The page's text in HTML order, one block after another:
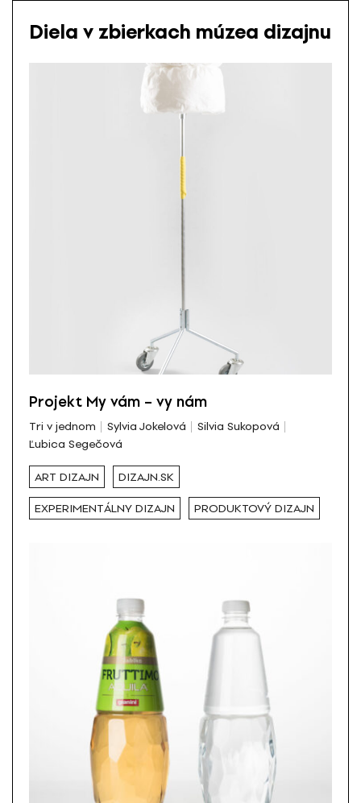
Diela v zbierkach múzea dizajnu
Projekt My vám – vy nám
Tri v jednom Sylvia Jokelová
Silvia Sukopová
Ľubica Segečová
ART DIZAJN DIZAJN.SK
EXPERIMENTÁLNY DIZAJN PRODUKTOVÝ DIZAJN